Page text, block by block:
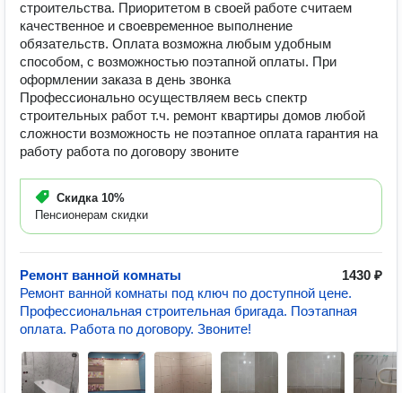
строительства. Приоритетом в своей работе считаем
качественное и своевременное выполнение
обязательств. Оплата возможна любым удобным
способом, с возможностью поэтапной оплаты. При
оформлении заказа в день звонка
Профессионально осуществляем весь спектр
строительных работ т.ч. ремонт квартиры домов любой
сложности возможность не поэтапное оплата гарантия на
работу работа по договору звоните
Скидка 10%
Пенсионерам скидки
Ремонт ванной комнаты
1430 ₽
Ремонт ванной комнаты под ключ по доступной цене.
Профессиональная строительная бригада. Поэтапная
оплата. Работа по договору. Звоните!